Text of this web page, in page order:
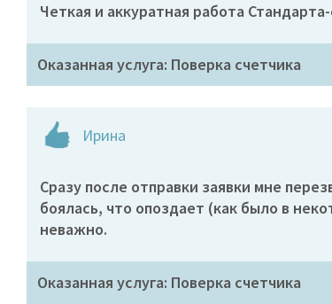
Четкая и аккуратная работа
Оказанная услуга: Поверка счетчика
Ирина
Сразу после отправки заявки мне
боялась, что опоздает (как было в
неважно.
Оказанная услуга: Поверка счетчика